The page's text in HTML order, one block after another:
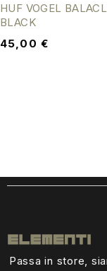
HUF VOGEL
BLACK
45,00 €
Passa in store,